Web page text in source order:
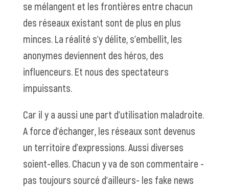
se mélangent et les frontières entre chacun
des réseaux existant sont de plus en plus
minces. La réalité s’y délite, s’embellit, les
anonymes deviennent des héros, des
influenceurs. Et nous des spectateurs
impuissants.
Car il y a aussi une part d’utilisation maladroite.
A force d’échanger, les réseaux sont devenus
un territoire d’expressions. Aussi diverses
soient-elles. Chacun y va de son commentaire -
pas toujours sourcé d’ailleurs- les fake news